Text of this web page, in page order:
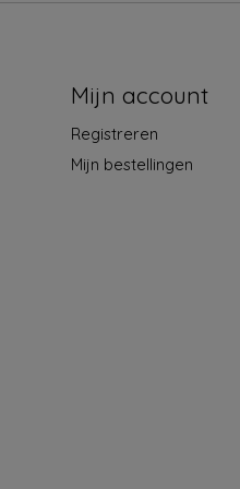
Mijn account
Registreren
Mijn bestellingen